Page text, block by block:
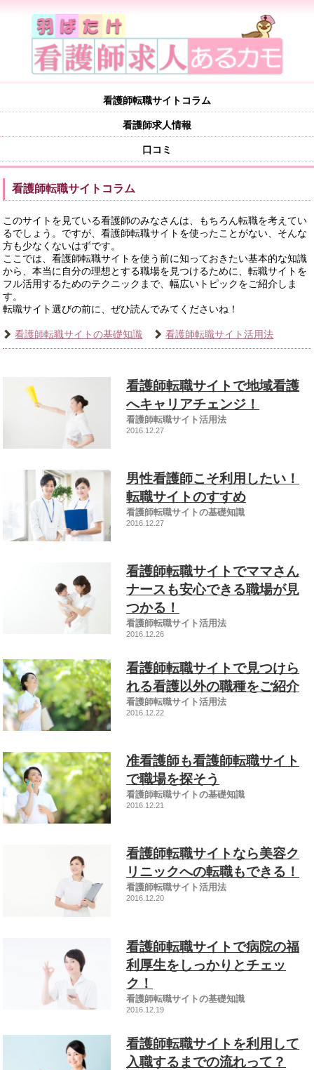
看護師転職サイトコラム
看護師求人情報
口コミ
看護師転職サイトコラム
このサイトを見ている看護師のみなさんは、もちろん転職を考えてい
るでしょう。ですが、看護師転職サイトを使ったことがない、そんな
方も少なくないはずです。
ここでは、看護師転職サイトを使う前に知っておきたい基本的な知識
から、本当に自分の理想とする職場を見つけるために、転職サイトを
フル活用するためのテクニックまで、幅広いトピックをご紹介しま
す。
転職サイト選びの前に、ぜひ読んでみてくださいね！
看護師転職サイトの基礎知識 看護師転職サイト活用法
看護師転職サイトで地域看護
へキャリアチェンジ！
看護師転職サイト活用法
2016.12.27
男性看護師こそ利用したい！
転職サイトのすすめ
看護師転職サイトの基礎知識
2016.12.27
看護師転職サイトでママさん
ナースも安心できる職場が見
つかる！
看護師転職サイト活用法
2016.12.26
看護師転職サイトで見つけら
れる看護以外の職種をご紹介
看護師転職サイト活用法
2016.12.22
准看護師も看護師転職サイト
で職場を探そう
看護師転職サイトの基礎知識
2016.12.21
看護師転職サイトなら美容ク
リニックへの転職もできる！
看護師転職サイト活用法
2016.12.20
看護師転職サイトで病院の福
利厚生をしっかりとチェッ
ク！
看護師転職サイトの基礎知識
2016.12.19
看護師転職サイトを利用して
入職するまでの流れって？